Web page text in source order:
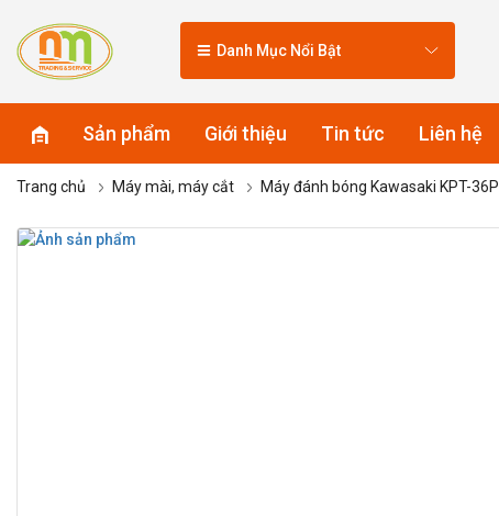
Danh Mục Nổi Bật
Sản phẩm Giới thiệu Tin tức Liên hệ
Trang chủ Máy mài, máy cắt Máy đánh bóng Kawasaki KPT-36P